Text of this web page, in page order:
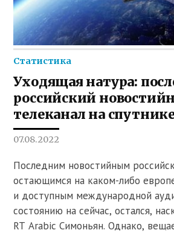
Статистика
Уходящая натура:
российский
телеканал на
07.08.2022
Последним новостийным
остающимся на каком-либо
и доступным международной
состоянию на сейчас, остался,
RT Arabic Симоньян. Однако,